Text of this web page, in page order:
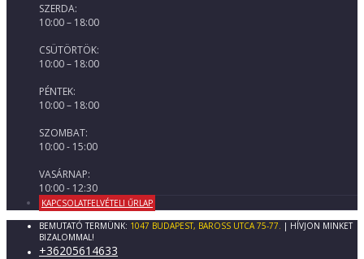
SZERDA:
10:00 – 18:00
CSÜTÖRTÖK:
10:00 – 18:00
PÉNTEK:
10:00 – 18:00
SZOMBAT:
10:00 - 15:00
VASÁRNAP:
10:00 - 12:30
KAPCSOLATFELVÉTELI ŰRLAP
BEMUTATÓ TERMÜNK: 1047 BUDAPEST, BAROSS UTCA 75-77.
| HÍVJON MINKET
BIZALOMMAL!
+36205614633